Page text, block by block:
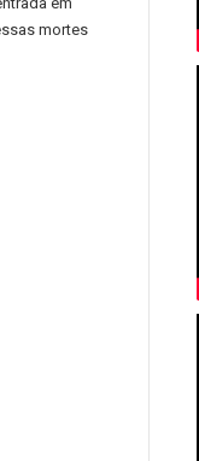
mortes